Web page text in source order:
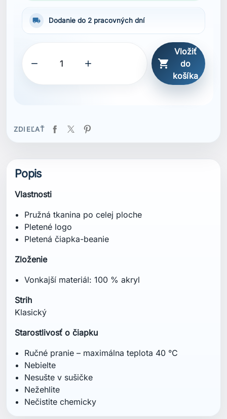
local_shipping Dodanie do 2 pracovných dní
  
Vložiť
do
košíka
ZDIEĽAŤ
Popis
Vlastnosti
Pružná tkanina po celej ploche
Pletené logo
Pletená čiapka-beanie
Zloženie
Vonkajší materiál: 100 % akryl
Strih
Klasický
Starostlivosť o čiapku
Ručné pranie – maximálna teplota 40 °C
Nebielte
Nesušte v sušičke
Nežehlite
Nečistite chemicky